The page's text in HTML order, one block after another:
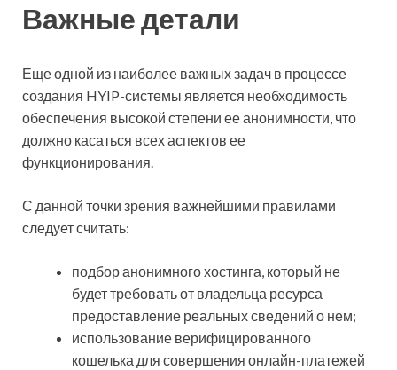
Важные детали
Еще одной из наиболее важных задач в процессе
создания HYIP-системы является необходимость
обеспечения высокой степени ее анонимности, что
должно касаться всех аспектов ее
функционирования.
С данной точки зрения важнейшими правилами
следует считать:
подбор анонимного хостинга, который не
будет требовать от владельца ресурса
предоставление реальных сведений о нем;
использование верифицированного
кошелька для совершения онлайн-платежей